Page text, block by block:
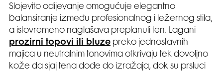
Slojevito odijevanje omogućuje elegantno
balansiranje između profesionalnog i ležernog stila,
a istovremeno naglašava preplanuli ten. Lagani
prozirni topovi ili bluze preko jednostavnih
majica u neutralnim tonovima otkrivaju tek dovoljno
kože da sjaj tena dođe do izražaja, dok su prsluci